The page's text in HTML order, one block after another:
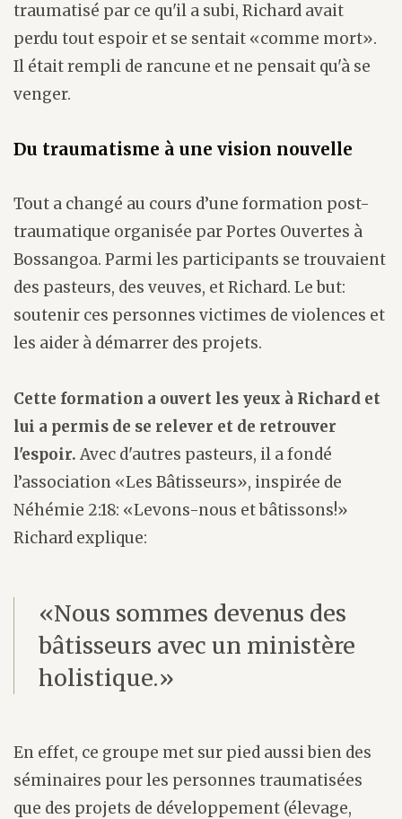
traumatisé par ce qu'il a subi, Richard avait
perdu tout espoir et se sentait «comme mort».
Il était rempli de rancune et ne pensait qu'à se
venger.
Du traumatisme à une vision nouvelle
Tout a changé au cours d’une formation post-
traumatique organisée par Portes Ouvertes à
Bossangoa. Parmi les participants se trouvaient
des pasteurs, des veuves, et Richard. Le but:
soutenir ces personnes victimes de violences et
les aider à démarrer des projets.
Cette formation a ouvert les yeux à Richard et
lui a permis de se relever et de retrouver
l'espoir. Avec d'autres pasteurs, il a fondé
l’association «Les Bâtisseurs», inspirée de
Néhémie 2:18: «Levons-nous et bâtissons!»
Richard explique:
«Nous sommes devenus des
bâtisseurs avec un ministère
holistique.»
En effet, ce groupe met sur pied aussi bien des
séminaires pour les personnes traumatisées
que des projets de développement (élevage,